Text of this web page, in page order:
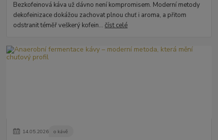
Bezkofeinová káva už dávno není kompromisem. Moderní metody
dekofeinizace dokážou zachovat plnou chuť i aroma, a přitom
odstranit téměř veškerý kofein...číst celé
14.05.2026 o kávě